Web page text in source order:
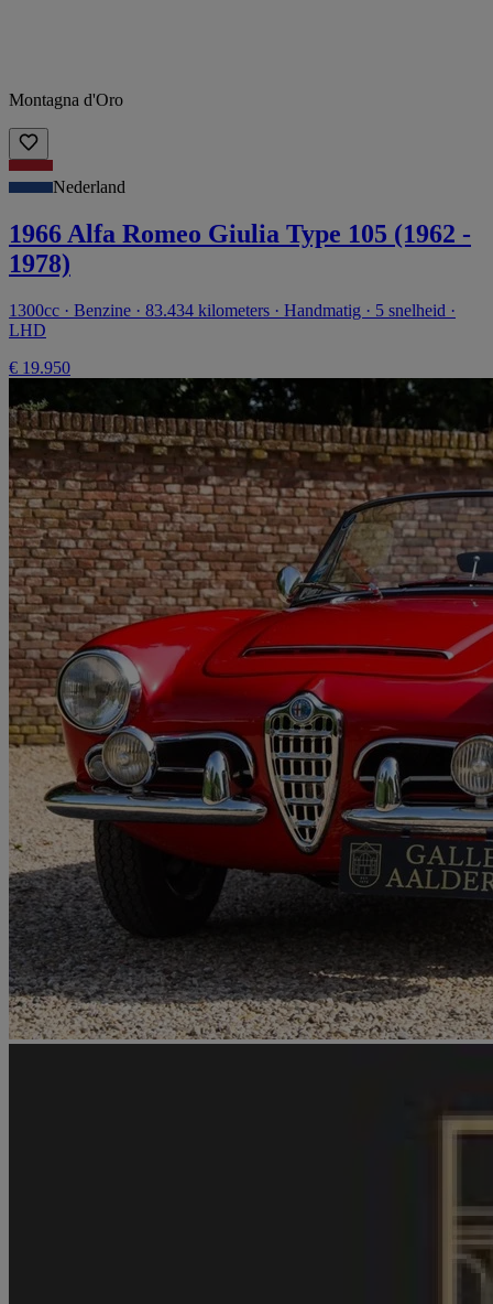
Montagna d'Oro
Nederland
1966 Alfa Romeo Giulia Type 105 (1962 -
1978)
1300cc · Benzine · 83.434 kilometers · Handmatig · 5 snelheid ·
LHD
€ 19.950